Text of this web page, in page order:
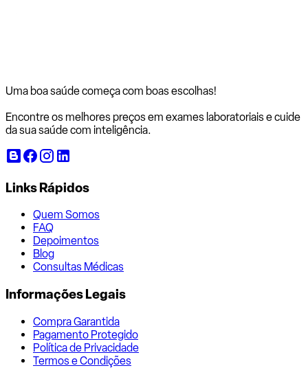
Uma boa saúde começa com boas escolhas!
Encontre os melhores preços em exames laboratoriais e cuide
da sua saúde com inteligência.
Links Rápidos
Quem Somos
FAQ
Depoimentos
Blog
Consultas Médicas
Informações Legais
Compra Garantida
Pagamento Protegido
Política de Privacidade
Termos e Condições